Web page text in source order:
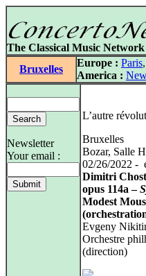
The Classical Music Network
Bruxelles
Europe : Paris,
America :
Newsletter
Your email :
L’autre
Bruxelles
Bozar, Salle
02/26/2022 -
Dimitri
opus 114a –
Modest
Evgeny
Orchestre
(direction)